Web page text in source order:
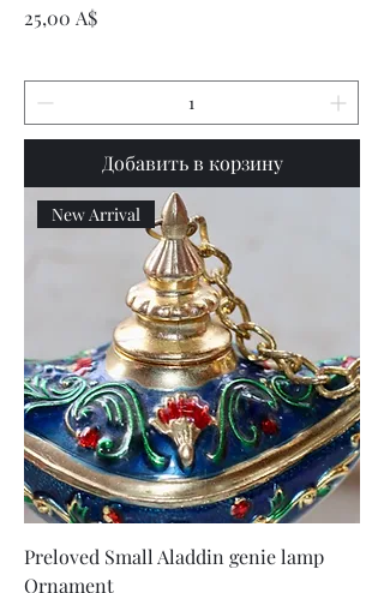
Цена
25,00 A$
Добавить в корзину
New Arrival
Preloved Small Aladdin genie lamp
Ornament